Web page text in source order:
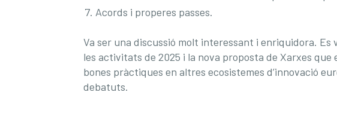
Acords i properes passes.
Va ser una discussió molt interessant i enriquidora.
les activitats de 2025 i la nova proposta de Xarxes
bones pràctiques en altres ecosistemes d’innovació
debatuts.